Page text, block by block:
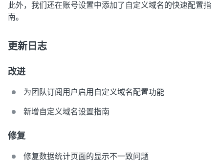
此外，我们还在账号设置中添加了自定义域名的快速配置指
南。
更新日志
改进
为团队订阅用户启用自定义域名配置功能
新增自定义域名设置指南
修复
修复数据统计页面的显示不一致问题